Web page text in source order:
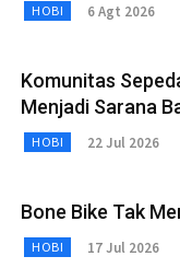
HOBI 6 Agt 2026
Komunitas
Menjadi Sarana
HOBI 22 Jul 2026
Bone Bike Tak
HOBI 17 Jul 2026